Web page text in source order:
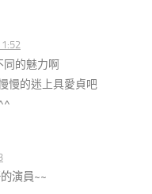
同的魅力啊
慢的迷上具愛貞吧
演員~~